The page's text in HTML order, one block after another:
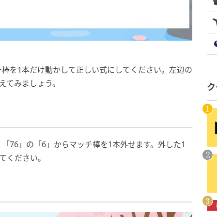
を1本だけ動かして正しい式にしてください。左辺の
みましょう。
76」の「6」からマッチ棒を1本外せます。外した1
ください。